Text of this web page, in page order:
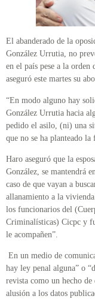
El abanderado de la
González Urrutia, no
en el país pese a la orden
aseguró este martes su
“En modo alguno hay
González Urrutia hacia
pedido el asilo, (ni) una
que no se ha planteado
Haro aseguró que la
González, se mantendrá
caso de que vayan a
allanamiento a la
los funcionarios del
Criminalísticas) Cicpc y
le acompañen”.
En un medio de
hay ley penal alguna” o
revista como un hecho
alusión a los datos